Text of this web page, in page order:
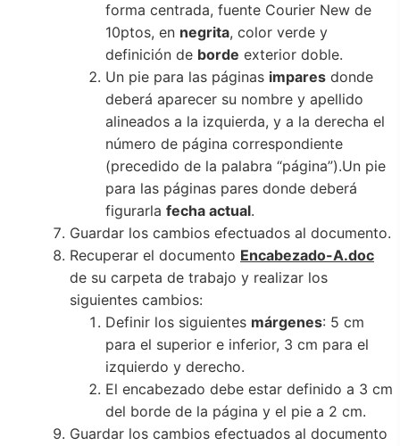
forma centrada, fuente Courier New de
10ptos, en negrita, color verde y
definición de borde exterior doble.
Un pie para las páginas impares donde
deberá aparecer su nombre y apellido
alineados a la izquierda, y a la derecha el
número de página correspondiente
(precedido de la palabra “página”).Un pie
para las páginas pares donde deberá
figurarla fecha actual.
Guardar los cambios efectuados al documento.
Recuperar el documento Encabezado-A.doc
de su carpeta de trabajo y realizar los
siguientes cambios:
Definir los siguientes márgenes: 5 cm
para el superior e inferior, 3 cm para el
izquierdo y derecho.
El encabezado debe estar definido a 3 cm
del borde de la página y el pie a 2 cm.
Guardar los cambios efectuados al documento